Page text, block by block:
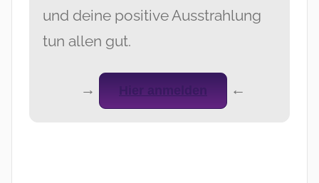
und deine positive Ausstrahlung
tun allen gut.
→ Hier anmelden ←